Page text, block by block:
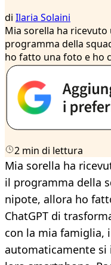
di Ilaria Solaini
Mia sorella ha
programma della
ho fatto una foto e ho
2 min di lettura
Mia sorella ha
il programma della
nipote, allora ho
ChatGPT di
con la mia famiglia,
automaticamente si